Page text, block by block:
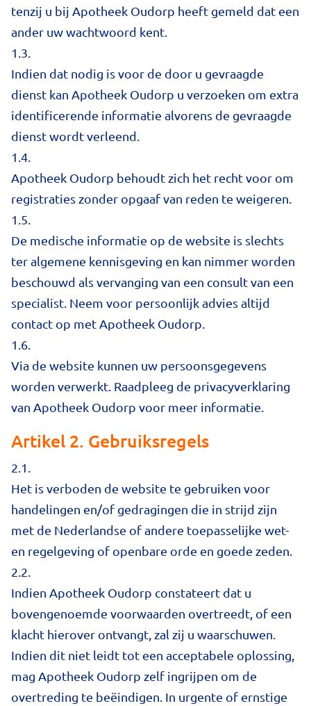
tenzij u bij Apotheek Oudorp heeft gemeld dat een
ander uw wachtwoord kent.
1.3.
Indien dat nodig is voor de door u gevraagde
dienst kan Apotheek Oudorp u verzoeken om extra
identificerende informatie alvorens de gevraagde
dienst wordt verleend.
1.4.
Apotheek Oudorp behoudt zich het recht voor om
registraties zonder opgaaf van reden te weigeren.
1.5.
De medische informatie op de website is slechts
ter algemene kennisgeving en kan nimmer worden
beschouwd als vervanging van een consult van een
specialist. Neem voor persoonlijk advies altijd
contact op met Apotheek Oudorp.
1.6.
Via de website kunnen uw persoonsgegevens
worden verwerkt. Raadpleeg de privacyverklaring
van Apotheek Oudorp voor meer informatie.
Artikel 2. Gebruiksregels
2.1.
Het is verboden de website te gebruiken voor
handelingen en/of gedragingen die in strijd zijn
met de Nederlandse of andere toepasselijke wet-
en regelgeving of openbare orde en goede zeden.
2.2.
Indien Apotheek Oudorp constateert dat u
bovengenoemde voorwaarden overtreedt, of een
klacht hierover ontvangt, zal zij u waarschuwen.
Indien dit niet leidt tot een acceptabele oplossing,
mag Apotheek Oudorp zelf ingrijpen om de
overtreding te beëindigen. In urgente of ernstige